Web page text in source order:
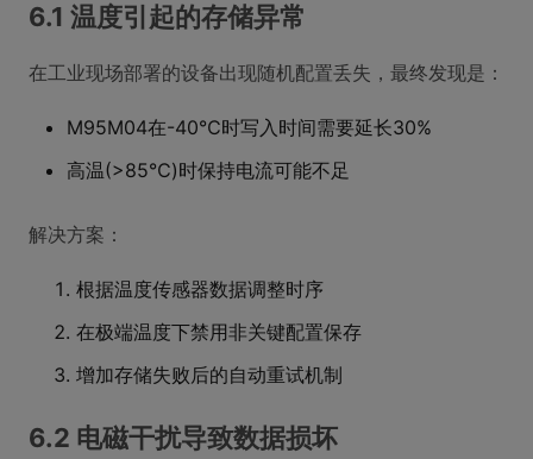
6.1 温度引起的存储异常
在工业现场部署的设备出现随机配置丢失，最终发现是：
M95M04在-40℃时写入时间需要延长30%
高温(>85℃)时保持电流可能不足
解决方案：
根据温度传感器数据调整时序
在极端温度下禁用非关键配置保存
增加存储失败后的自动重试机制
6.2 电磁干扰导致数据损坏